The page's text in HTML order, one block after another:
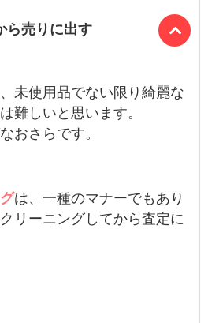
ら売りに出す
未使用品でない限り綺麗な
難しいと思います。
おさらです。
は、一種のマナーでもあり
リーニングしてから査定に